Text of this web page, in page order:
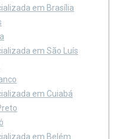
em Brasília
em São Luís
em Cuiabá
em Belém